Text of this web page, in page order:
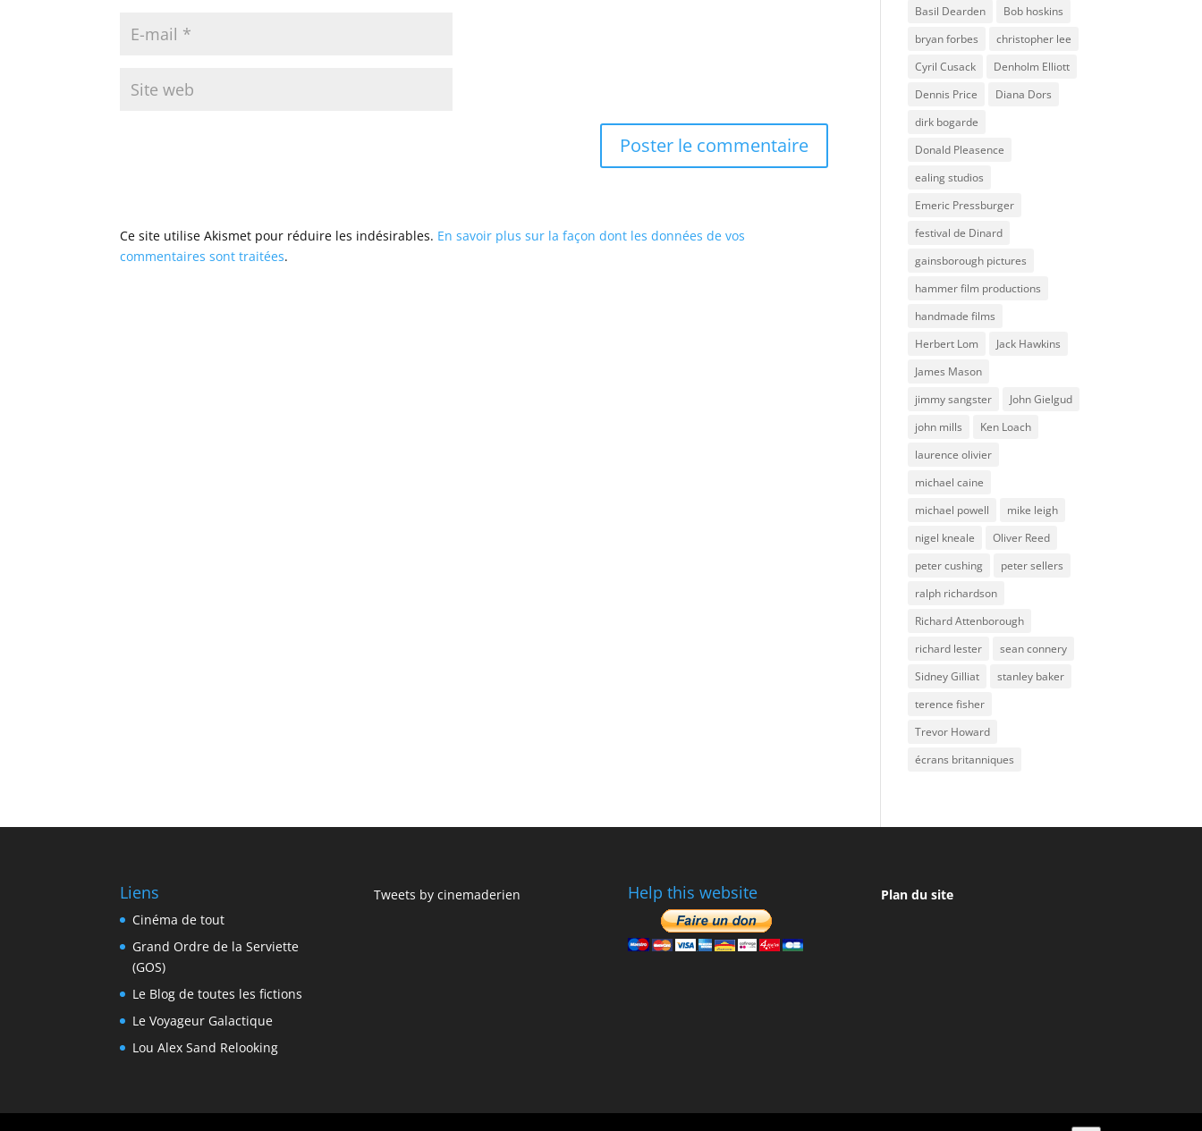
Ce site utilise Akismet pour réduire les indésirables. En savoir plus sur la façon dont les données de vos
commentaires sont traitées.
Basil Dearden
Bob hoskins
bryan forbes
christopher lee
Cyril Cusack
Denholm Elliott
Dennis Price
Diana Dors
dirk bogarde
Donald Pleasence
ealing studios
Emeric Pressburger
festival de Dinard
gainsborough pictures
hammer film productions
handmade films
Herbert Lom
Jack Hawkins
James Mason
jimmy sangster
John Gielgud
john mills
Ken Loach
laurence olivier
michael caine
michael powell
mike leigh
nigel kneale
Oliver Reed
peter cushing
peter sellers
ralph richardson
Richard Attenborough
richard lester
sean connery
Sidney Gilliat
stanley baker
terence fisher
Trevor Howard
écrans britanniques
Liens
Cinéma de tout
Grand Ordre de la Serviette
(GOS)
Le Blog de toutes les fictions
Le Voyageur Galactique
Lou Alex Sand Relooking
Tweets by cinemaderien Help this website Plan du site